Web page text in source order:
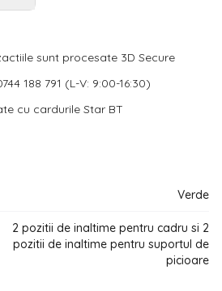
sunt procesate 3D Secure
188 791 (L-V: 9:00-16:30)
cu cardurile Star BT
Verde
2 pozitii de inaltime pentru cadru si 2
pozitii de inaltime pentru suportul de
picioare